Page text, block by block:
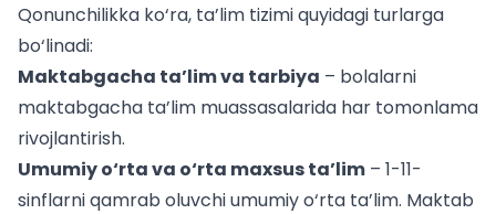
Qonunchilikka ko‘ra, ta’lim tizimi quyidagi turlarga
bo‘linadi:
Maktabgacha ta’lim va tarbiya – bolalarni
maktabgacha ta’lim muassasalarida har tomonlama
rivojlantirish.
Umumiy o‘rta va o‘rta maxsus ta’lim – 1-11-
sinflarni qamrab oluvchi umumiy o‘rta ta’lim. Maktab